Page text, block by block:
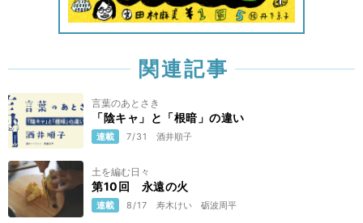
関連記事
言葉のあとさき
「陰キャ」と「根暗」の違い
連載 7/31 酒井順子
土を編む日々
第10回 永遠の火
連載 8/17 寿木けい 砺波周平